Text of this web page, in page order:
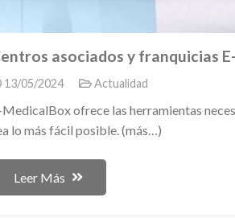
asociados y franquicias
13/05/2024 Actualidad
MedicalBox ofrece las herramientas
lo más fácil posible. (más…)
Leer Más